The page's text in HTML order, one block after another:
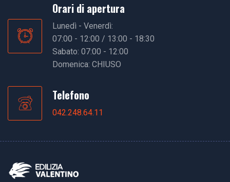
Orari di apertura
Lunedì - Venerdì:
07:00 - 12:00 / 13:00 - 18:30
Sabato: 07:00 - 12:00
Domenica: CHIUSO
Telefono
042.248.64.11